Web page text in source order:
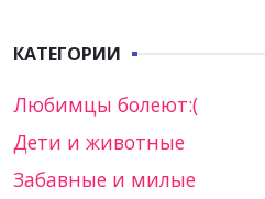
КАТЕГОРИИ
Любимцы болеют:(
Дети и животные
Забавные и милые